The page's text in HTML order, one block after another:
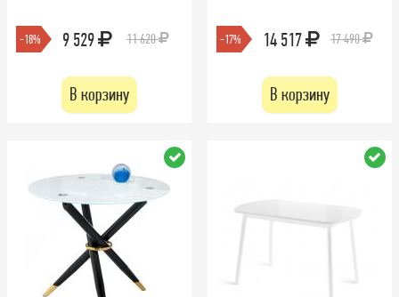
-18% 9 529 11 620
В корзину
-17% 14 517 17 490
В корзину